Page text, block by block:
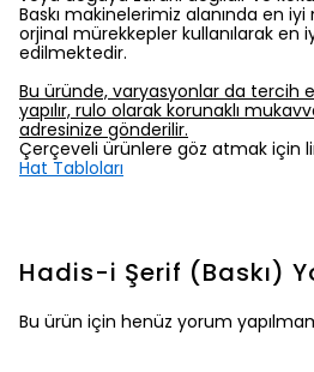
Baskı makinelerimiz alanında en
orjinal mürekkepler kullanılarak en
edilmektedir.
Bu üründe, varyasyonlar da tercih
yapılır, rulo olarak korunaklı
adresinize gönderilir.
Çerçeveli ürünlere göz atmak için
Hat Tabloları
Hadis-i Şerif (Baskı)
Bu ürün için henüz yorum